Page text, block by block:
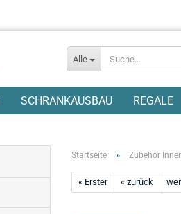
Alle
SCHRANKAUSBAU REGALE
Startseite » Zubehör
« Erster « zurück